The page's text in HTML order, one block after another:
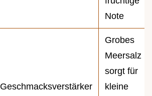
Note
Geschmacksverstärker
Grobes
Meersalz
sorgt für
kleine